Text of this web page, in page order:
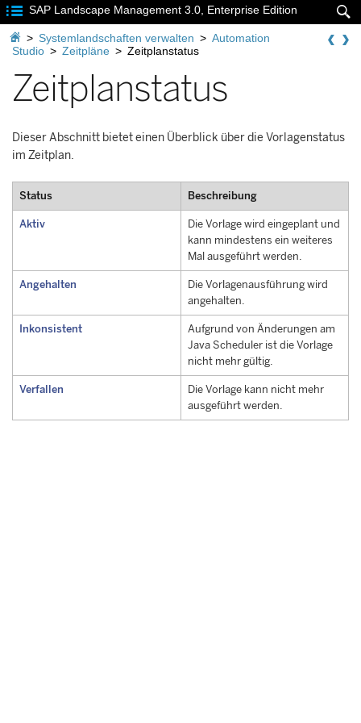

 SAP Landscape Management 3.0, Enterprise Edition
 > Systemlandschaften verwalten > Automation
Studio > Zeitpläne > Zeitplanstatus
Zeitplanstatus
Dieser Abschnitt bietet einen Überblick über die Vorlagenstatus
im Zeitplan.
Status Beschreibung
Aktiv
Die Vorlage wird eingeplant und
kann mindestens ein weiteres
Mal ausgeführt werden.
Angehalten
Die Vorlagenausführung wird
angehalten.
Inkonsistent
Aufgrund von Änderungen am
Java Scheduler ist die Vorlage
nicht mehr gültig.
Verfallen
Die Vorlage kann nicht mehr
ausgeführt werden.